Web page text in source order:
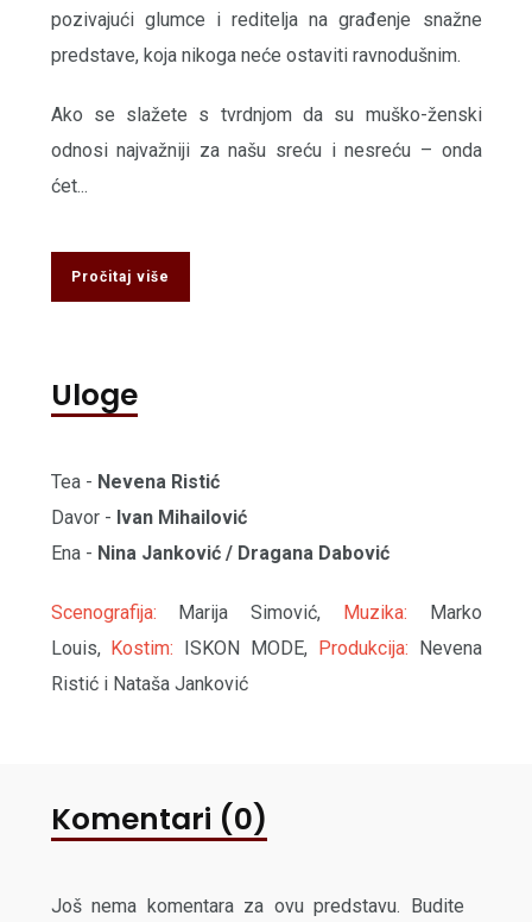
pozivajući glumce i reditelja na građenje snažne
predstave, koja nikoga neće ostaviti ravnodušnim.
Ako se slažete s tvrdnjom da su muško-ženski
odnosi najvažniji za našu sreću i nesreću – onda
ćet...
Pročitaj više
Uloge
Tea - Nevena Ristić
Davor - Ivan Mihailović
Ena - Nina Janković / Dragana Dabović
Scenografija: Marija Simović, Muzika: Marko
Louis,Kostim: ISKON MODE, Produkcija: Nevena
Ristić i Nataša Janković
Komentari (0)
Još nema komentara za ovu predstavu. Budite